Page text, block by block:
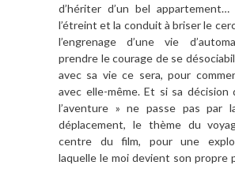
d’hériter d’un bel appartement…
l’étreint et la conduit à briser le
l’engrenage d’une vie
prendre le courage de se
avec sa vie ce sera, pour
avec elle-même. Et si sa décision
l’aventure » ne passe pas par
déplacement, le thème du
centre du film, pour une
laquelle le moi devient son propre